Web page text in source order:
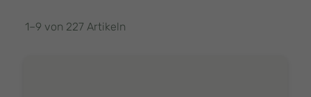
1–9 von 227 Artikeln